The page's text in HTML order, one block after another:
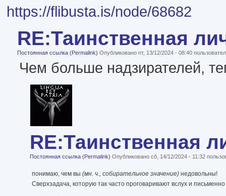
https://flibusta.is/node/68682
RE:Таинственная
Постоянная ссылка (Permalink) Опубликовано пт, 13/12/2024 - 08:40
Чем больше надзирателей,
RE:Таинственная
Постоянная ссылка (Permalink) Опубликовано сб, 14/12/2024 - 11:32
понимаю, чем вы (мн. ч., собирательное значение) недовольны!
Сверхзадача, которую так часто проговаривают вслух и